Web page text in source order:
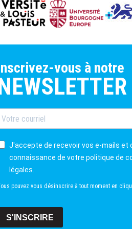
vous à notre
J'accepte de recevoir vos e-mails et
connaissance de votre politique de
légales.
pouvez vous désinscrire à tout moment en
S'INSCRIRE